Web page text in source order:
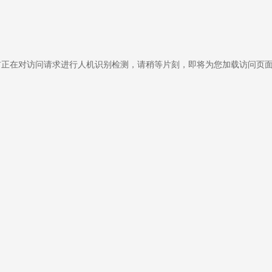
在对访问请求进行人机识别检测，请稍等片刻，即将为您加载访问页